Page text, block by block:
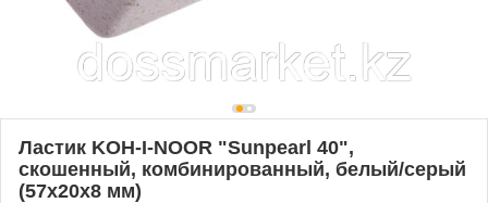
Ластик KOH-I-NOOR "Sunpearl 40",
скошенный, комбинированный, белый/серый
(57х20х8 мм)